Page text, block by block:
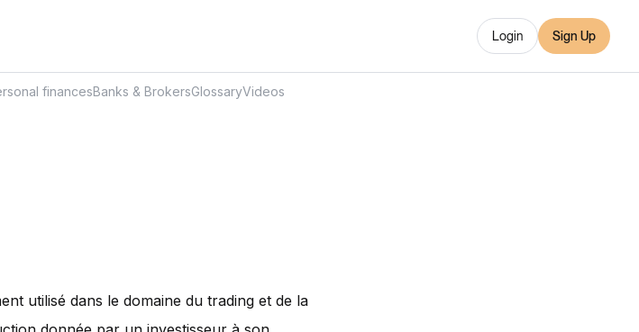
Login Sign Up
utilisé dans le domaine du trading et de la
financesBanks & BrokersGlossaryVideos